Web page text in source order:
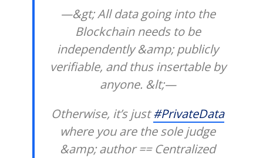
—&gt; All data going into the
Blockchain needs to be
independently &amp; publicly
verifiable, and thus insertable by
anyone. &lt;—
Otherwise, it’s just#PrivateData
where you are the sole judge
&amp; author == Centralized